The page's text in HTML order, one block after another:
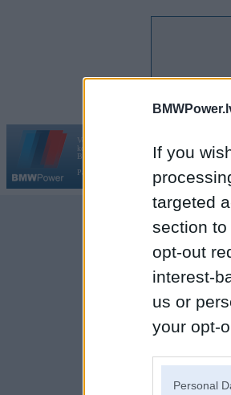
If you
targeted
section
opt-out
interest-
us or
your opt-
Personal
Vortāls BMWPower.lv darbojas
kopš 2002. gada 14. maija. Tas nav auto klubs
BMW AG.
Par BMWPower
Kontakti|Reklāma